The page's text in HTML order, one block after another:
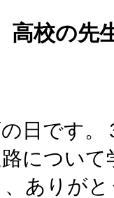
高校の先
日です。
につい
ありが